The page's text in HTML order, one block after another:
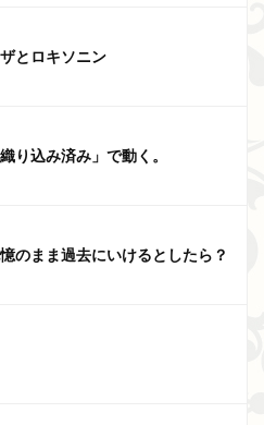
とロキソニン
り込み済み」で動く。
のまま過去にいけるとしたら？